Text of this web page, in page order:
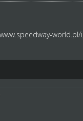
world.pl/